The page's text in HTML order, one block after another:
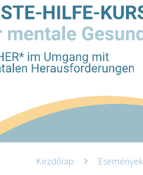
Kezdőlap Események